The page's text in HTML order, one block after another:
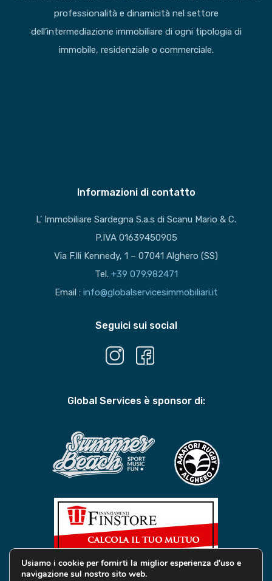
professionalità e dinamicità nel settore
dell’intermediazione immobiliare di ogni tipologia di
immobile, residenziale o commerciale.
Informazioni di contatto
L’ Immobiliare Sardegna S.a.s di Scanu Mario & C.
P.IVA 01639450905
Via F.lli Kennedy, 1 – 07041 Alghero (SS)
Tel. +39 079.982471
Email : info@globalservicesimmobiliari.it
Seguici sui social
Global Services è sponsor di:
Usiamo i cookie per fornirti la miglior esperienza d'uso e
navigazione sul nostro sito web.